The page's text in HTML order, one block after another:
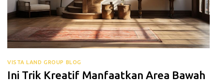
VISTA LAND GROUP BLOG
Ini Trik Kreatif Manfaatkan Area Bawah